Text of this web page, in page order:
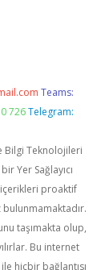
Teams:
726 Telegram:
Bilgi Teknolojileri
Yer Sağlayıcı
proaktif
taşımakta olup,
Bu internet
hiçbir bağlantısı